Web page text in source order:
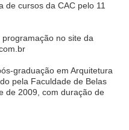
de cursos da CAC pelo 11
no site da
graduação em Arquitetura
pela Faculdade de Belas
de 2009, com duração de